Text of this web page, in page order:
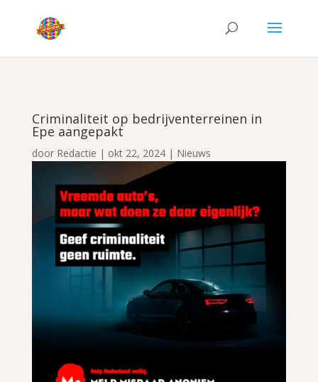
Criminaliteit op bedrijventerreinen in
Epe aangepakt
door Redactie | okt 22, 2024| Nieuws